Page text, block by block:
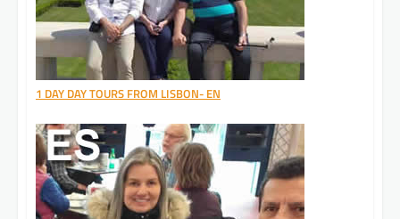
1 DAY DAY TOURS FROM LISBON- EN